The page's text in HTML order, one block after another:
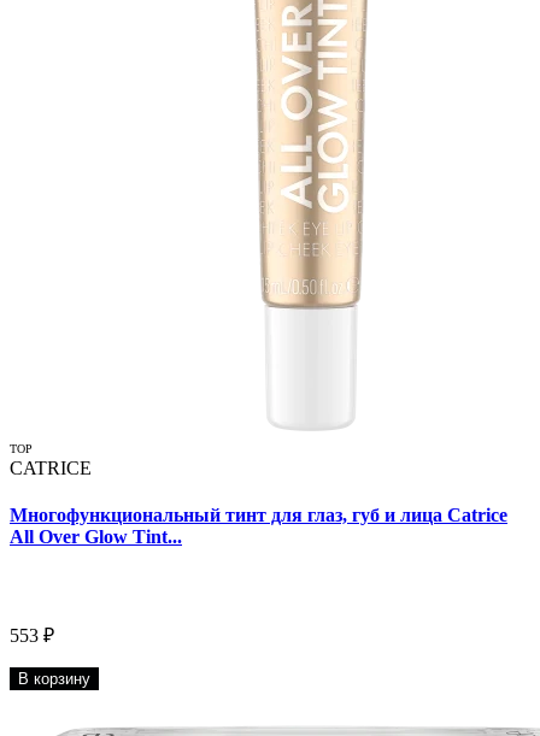
TOP
CATRICE
Многофункциональный тинт для глаз, губ и лица Catrice
All Over Glow Tint...
553 ₽
В корзину